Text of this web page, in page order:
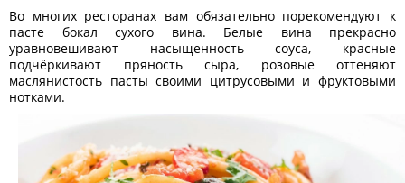
Во многих ресторанах вам обязательно порекомендуют к
пасте бокал сухого вина. Белые вина прекрасно
уравновешивают насыщенность соуса, красные
подчёркивают пряность сыра, розовые оттеняют
маслянистость пасты своими цитрусовыми и фруктовыми
нотками.